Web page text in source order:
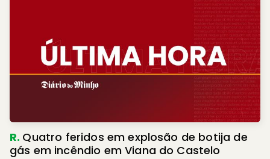
R. Quatro feridos em explosão de botija de
gás em incêndio em Viana do Castelo